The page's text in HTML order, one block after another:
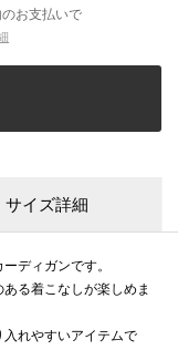
のお支払いで
サイズ詳細
ディガンです。
る着こなしが楽しめま
れやすいアイテムで